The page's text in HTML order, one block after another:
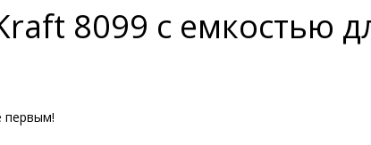
8099 с емкостью
первым!